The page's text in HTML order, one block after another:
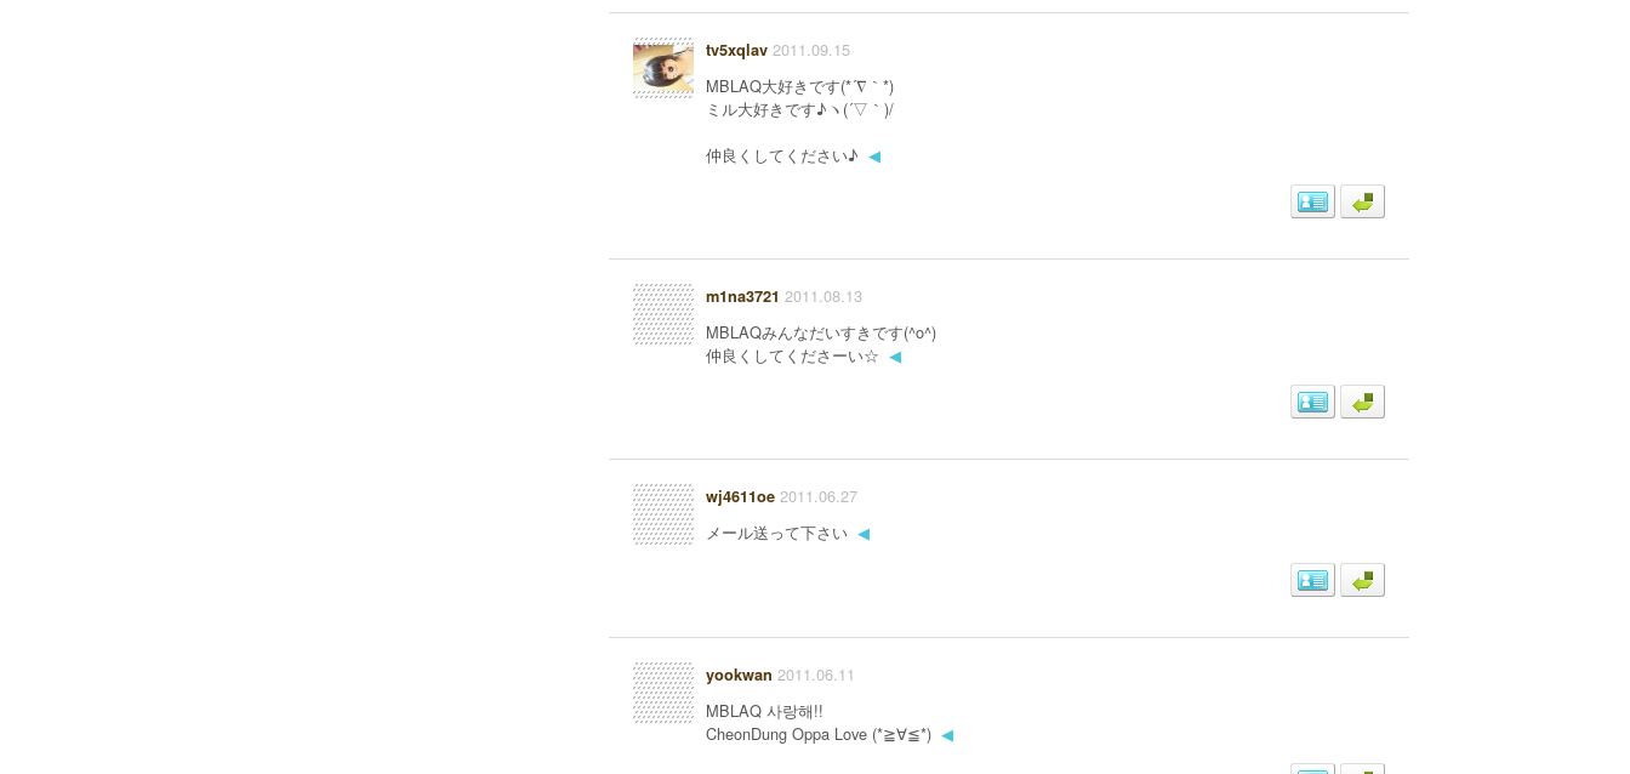
tv5xqlav 2011.09.15
MBLAQ大好きです(*´∇｀*)
ミル大好きです♪ヽ(´▽｀)/
仲良くしてください♪ ◀
m1na3721 2011.08.13
MBLAQみんなだいすきです(^o^)
仲良くしてくださーい☆ ◀
wj4611oe 2011.06.27
メール送って下さい ◀
yookwan 2011.06.11
MBLAQ 사랑해!!
CheonDung Oppa Love (*≧∀≦*) ◀